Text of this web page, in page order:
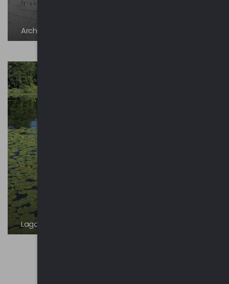
Architetture storiche
Lago di Monate